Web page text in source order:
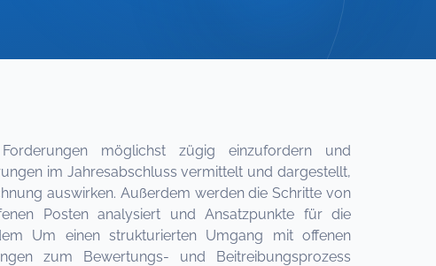
möglichst zügig einzufordern und
im Jahresabschluss vermittelt und dargestellt,
auswirken. Außerdem werden die Schritte von
Posten analysiert und Ansatzpunkte für die
Um einen strukturierten Umgang mit offenen
zum Bewertungs- und Beitreibungsprozess